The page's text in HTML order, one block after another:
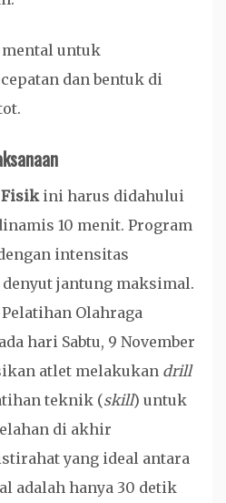
mental untuk
dan bentuk di
ini harus didahului
10 menit. Program
intensitas
jantung maksimal.
Olahraga
hari Sabtu, 9 November
atlet melakukan drill
teknik (skill) untuk
di akhir
yang ideal antara
adalah hanya 30 detik